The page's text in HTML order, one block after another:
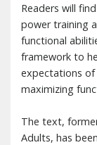
Readers will
power training
functional
framework to
expectations of
maximizing
The text,
Adults, has